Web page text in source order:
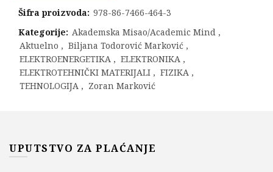
Šifra proizvoda: 978-86-7466-464-3
Kategorije: Akademska Misao/Academic Mind ,
Aktuelno , Biljana Todorović Marković ,
ELEKTROENERGETIKA , ELEKTRONIKA ,
ELEKTROTEHNIČKI MATERIJALI , FIZIKA ,
TEHNOLOGIJA , Zoran Marković
UPUTSTVO ZA PLAĆANJE